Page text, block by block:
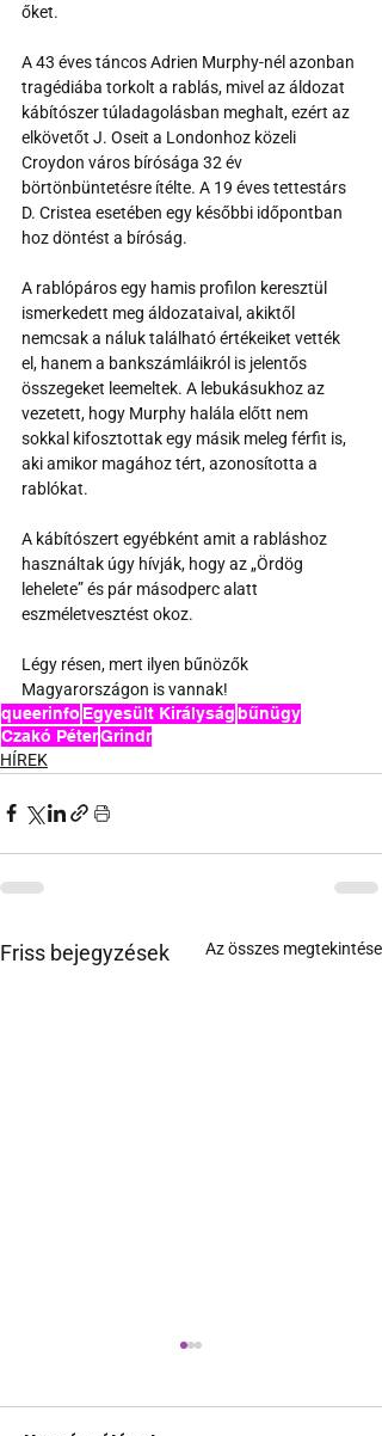
őket.
A 43 éves táncos Adrien Murphy-nél azonban
tragédiába torkolt a rablás, mivel az áldozat
kábítószer túladagolásban meghalt, ezért az
elkövetőt J. Oseit a Londonhoz közeli
Croydon város bírósága 32 év
börtönbüntetésre ítélte. A 19 éves tettestárs
D. Cristea esetében egy későbbi időpontban
hoz döntést a bíróság.
A rablópáros egy hamis profilon keresztül
ismerkedett meg áldozataival, akiktől
nemcsak a náluk található értékeiket vették
el, hanem a bankszámláikról is jelentős
összegeket leemeltek. A lebukásukhoz az
vezetett, hogy Murphy halála előtt nem
sokkal kifosztottak egy másik meleg férfit is,
aki amikor magához tért, azonosította a
rablókat.
A kábítószert egyébként amit a rabláshoz
használtak úgy hívják, hogy az „Ördög
lehelete” és pár másodperc alatt
eszméletvesztést okoz.
Légy résen, mert ilyen bűnözők
Magyarországon is vannak!
queerinfo Egyesült Királyságbűnügy
Czakó PéterGrindr
HÍREK
Friss bejegyzések Az összes megtekintése